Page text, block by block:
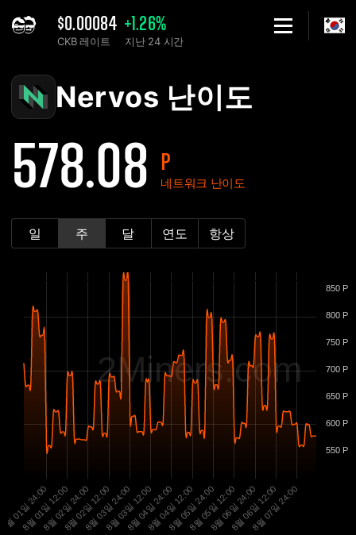
$0.00084
CKB 레이트
+1.26%
지난 24 시간
Nervos CKB 네트워크 난이도 차트 - 2Miners
Nervos 난이도
578.08 P
네트워크 난이도
일 주 달 연도 항상
2Miners.com
8월 01일 24:00
8월 01일 12:00
8월 02일 24:00
8월 02일 12:00
8월 03일 24:00
8월 03일 12:00
8월 04일 24:00
8월 04일 12:00
8월 05일 24:00
8월 05일 12:00
8월 06일 24:00
8월 06일 12:00
8월 07일 24:00
550 P
600 P
650 P
700 P
750 P
800 P
850 P